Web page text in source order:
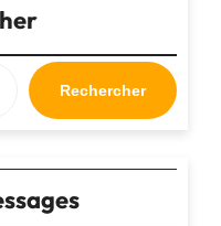
Liberté
avec
Nos
Grands
Sacs
Rechercher